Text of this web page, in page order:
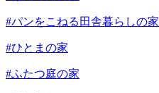
#パンをこねる田舎暮らしの家
#ひとまの家
#ふたつ庭の家